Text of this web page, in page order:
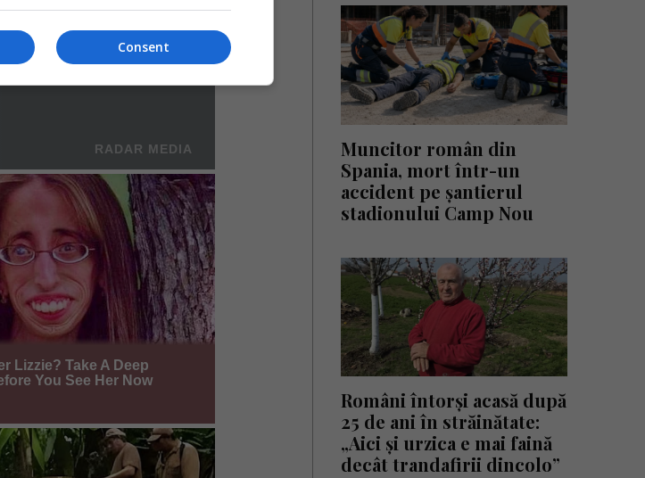
Muncitor român din
Spania, mort într-un
accident pe șantierul
stadionului Camp Nou
Români întorși acasă după
25 de ani în străinătate:
„Aici și urzica e mai faină
decât trandafirii dincolo”
Consent